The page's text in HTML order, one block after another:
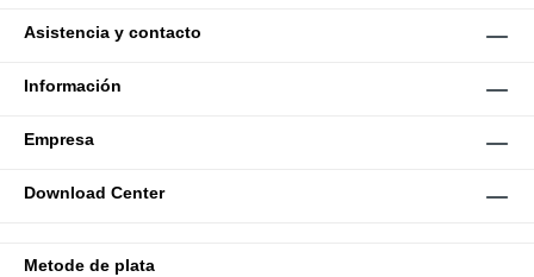
Asistencia y contacto
Información
Empresa
Download Center
Metode de plata